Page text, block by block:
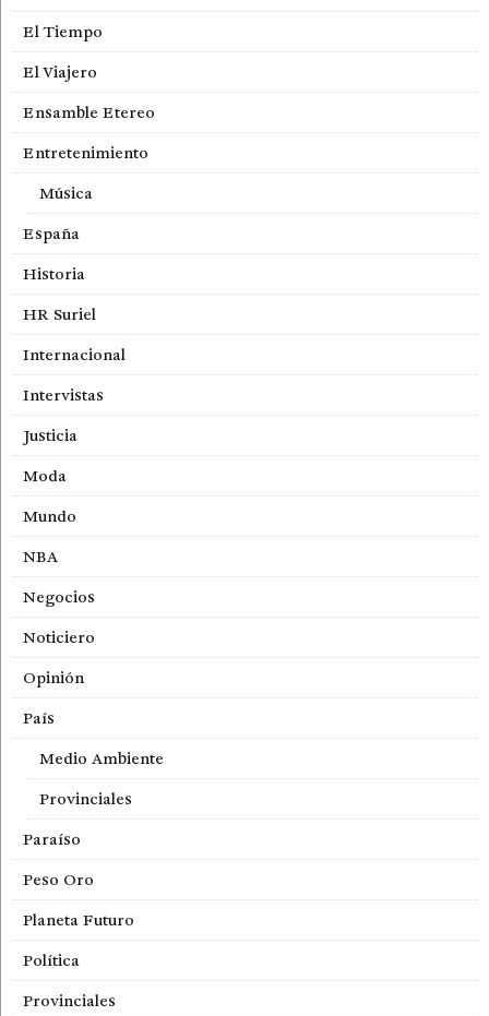
El Tiempo
El Viajero
Ensamble Etereo
Entretenimiento
Música
España
Historia
HR Suriel
Internacional
Intervistas
Justicia
Moda
Mundo
NBA
Negocios
Noticiero
Opinión
País
Medio Ambiente
Provinciales
Paraíso
Peso Oro
Planeta Futuro
Política
Provinciales